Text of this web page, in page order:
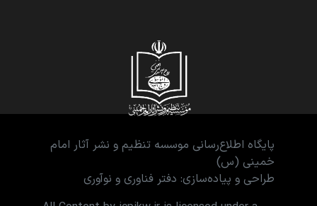
پایگاه اطلاع‌رسانی موسسه تنظیم و نشر آثار امام
خمینی (س)
طراحی و پیاده‌سازی: دفتر فناوری و نوآوری